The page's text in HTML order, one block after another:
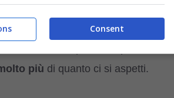
Dall’acquisto del peloso, fino
più di quanto ci si aspetti.
Consent